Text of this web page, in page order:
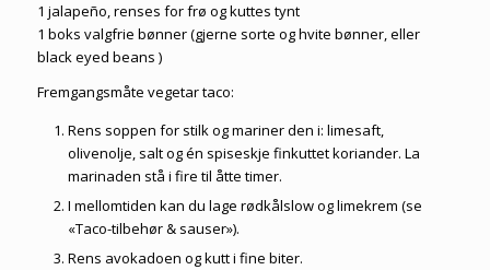
1 jalapeño, renses for frø og kuttes tynt
1 boks valgfrie bønner (gjerne sorte og hvite bønner, eller
black eyed beans )
Fremgangsmåte vegetar taco:
Rens soppen for stilk og mariner den i: limesaft,
olivenolje, salt og én spiseskje finkuttet koriander. La
marinaden stå i fire til åtte timer.
I mellomtiden kan du lage rødkålslow og limekrem (se
«Taco-tilbehør & sauser»).
Rens avokadoen og kutt i fine biter.